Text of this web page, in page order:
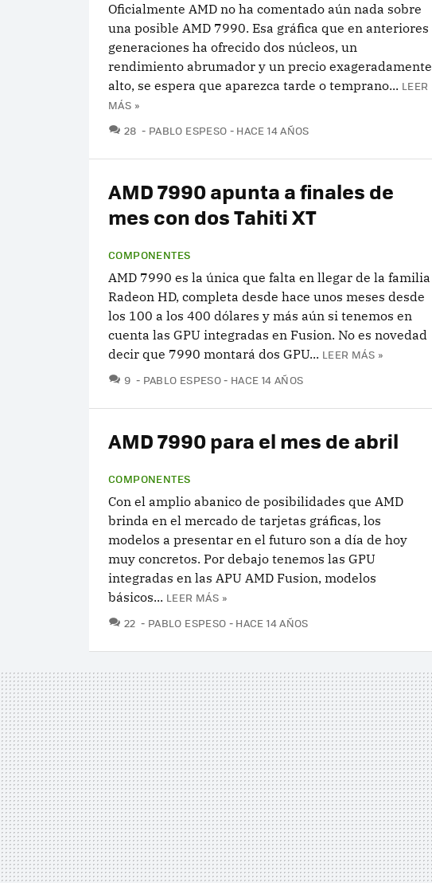
Oficialmente AMD no ha comentado aún nada sobre
una posible AMD 7990. Esa gráfica que en anteriores
generaciones ha ofrecido dos núcleos, un
rendimiento abrumador y un precio exageradamente
alto, se espera que aparezca tarde o temprano... LEER
MÁS »
28 COMENTARIOS
PABLO ESPESO HACE 14 AÑOS
AMD 7990 apunta a finales de
mes con dos Tahiti XT
COMPONENTES
AMD 7990 es la única que falta en llegar de la familia
Radeon HD, completa desde hace unos meses desde
los 100 a los 400 dólares y más aún si tenemos en
cuenta las GPU integradas en Fusion. No es novedad
decir que 7990 montará dos GPU... LEER MÁS »
9 COMENTARIOS
PABLO ESPESO HACE 14 AÑOS
AMD 7990 para el mes de abril
COMPONENTES
Con el amplio abanico de posibilidades que AMD
brinda en el mercado de tarjetas gráficas, los
modelos a presentar en el futuro son a día de hoy
muy concretos. Por debajo tenemos las GPU
integradas en las APU AMD Fusion, modelos
básicos... LEER MÁS »
22 COMENTARIOS
PABLO ESPESO HACE 14 AÑOS